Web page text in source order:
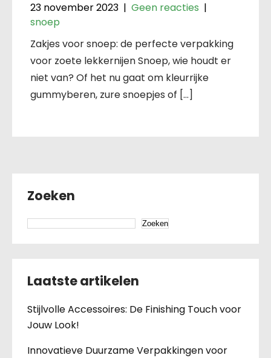
23 november 2023 | Geen reacties |
snoep
Zakjes voor snoep: de perfecte verpakking
voor zoete lekkernijen Snoep, wie houdt er
niet van? Of het nu gaat om kleurrijke
gummyberen, zure snoepjes of […]
Zoeken
Zoeken
Laatste artikelen
Stijlvolle Accessoires: De Finishing Touch voor
Jouw Look!
Innovatieve Duurzame Verpakkingen voor